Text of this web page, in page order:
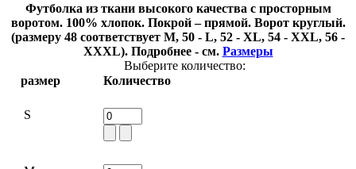
Футболка из ткани высокого качества с просторным
воротом. 100% хлопок. Покрой – прямой. Ворот круглый.
(размеру 48 соответствует M, 50 - L, 52 - XL, 54 - XXL, 56 -
XXXL). Подробнее - см. Размеры
Выберите количество:
размер
Количество
S